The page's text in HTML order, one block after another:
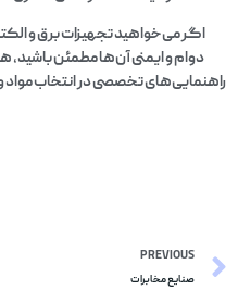
اگر می‌خواهید تجهیزات برق و
دوام و ایمنی آن‌ها مطمئن باشید،
راهنمایی‌های تخصصی در انتخاب مواد
PREVIOUS
صنایع مخابرات